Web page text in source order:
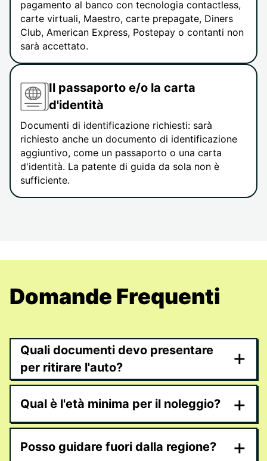
pagamento al banco con tecnologia contactless,
carte virtuali, Maestro, carte prepagate, Diners
Club, American Express, Postepay o contanti non
sarà accettato.
Il passaporto e/o la carta
d'identità
Documenti di identificazione richiesti: sarà
richiesto anche un documento di identificazione
aggiuntivo, come un passaporto o una carta
d'identità. La patente di guida da sola non è
sufficiente.
Domande Frequenti
Quali documenti devo presentare
per ritirare l'auto?
+
Qual è l'età minima per il noleggio? +
Posso guidare fuori dalla regione? +